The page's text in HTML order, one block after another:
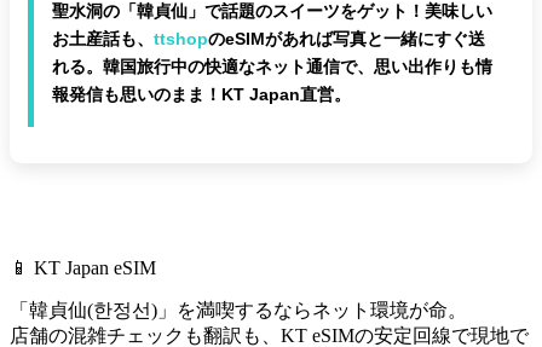
聖水洞の「韓貞仙」で話題のスイーツをゲット！美味しい
お土産話も、 ttshopのeSIMがあれば写真と一緒にすぐ送
れる。韓国旅行中の快適なネット通信で、思い出作りも情
報発信も思いのまま！KT Japan直営。
📱 KT Japan eSIM
「韓貞仙(한정선)」を満喫するならネット環境が命。
店舗の混雑チェックも翻訳も、 KT eSIMの安定回線で現地で